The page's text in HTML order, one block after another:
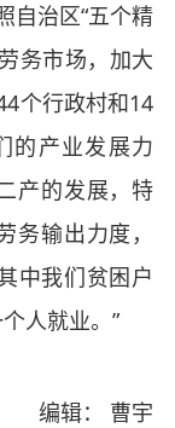
自治区“五个精
务市场，加大
个行政村和14
的产业发展力
产的发展，特
输出力度，
中我们贫困户
人就业。”
编辑： 曹宇